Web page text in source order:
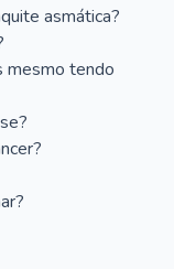
asmática?
mesmo tendo